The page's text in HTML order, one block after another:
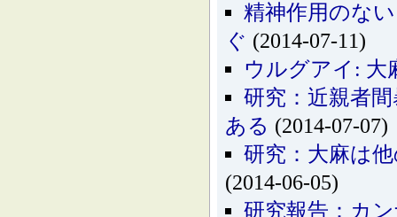
精神作用のな
ぐ (2014-07-11)
ウルグアイ: 大
研究：近親者
ある (2014-07-07)
研究：大麻は
(2014-06-05)
研究報告：カ